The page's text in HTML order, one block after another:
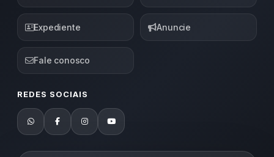
Expediente Anuncie
Fale conosco
REDES SOCIAIS